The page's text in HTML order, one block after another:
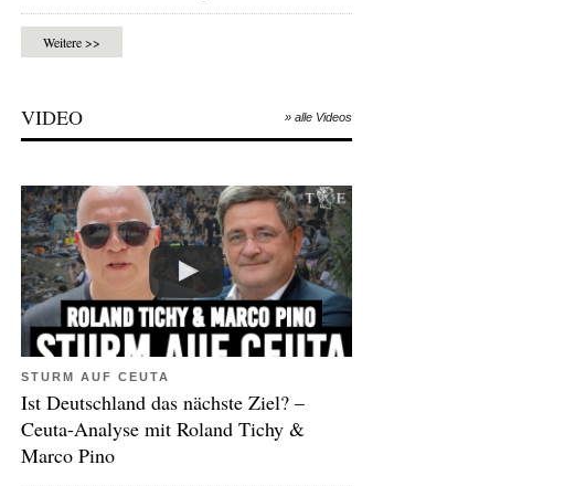
Weitere >>
VIDEO » alle Videos
STURM AUF CEUTA
Ist Deutschland das nächste Ziel? –
Ceuta-Analyse mit Roland Tichy &
Marco Pino